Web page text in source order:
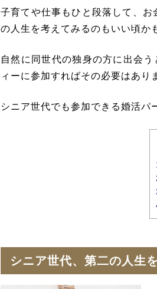
子育てや仕事もひと段落して、
の人生を考えてみるのもいい頃か
自然に同世代の独身の方に出会
ィーに参加すればその必要はあり
シニア世代でも参加できる婚活パ
シニア世代、第二の人生